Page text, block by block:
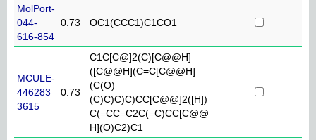
MolPort-
044-
616-854
0.73 OC1(CCC1)C1CO1
MCULE-
446283
3615
0.73
C1C[C@]2(C)[C@@H]
([C@@H](C=C[C@@H]
(C(O)
(C)C)C)C)CC[C@@]2([H])
C(=CC=C2C(=C)CC[C@@
H](O)C2)C1